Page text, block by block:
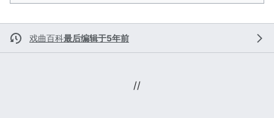
戏曲百科最后编辑于5年前
//